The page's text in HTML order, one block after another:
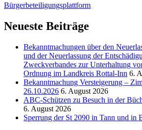
Bürgerbeteiligungsplattform
Neueste Beiträge
Bekanntmachungen über den
und der Neuerlassung der
Zweckverbandes zur Unterhaltung
Ordnung im Landkreis Rottal-Inn 6.
Bekanntmachung Versteigerung –
26.10.2026 6. August 2026
ABC-Schützen zu Besuch in der
6. August 2026
Sperrung der St 2090 in Tann und in